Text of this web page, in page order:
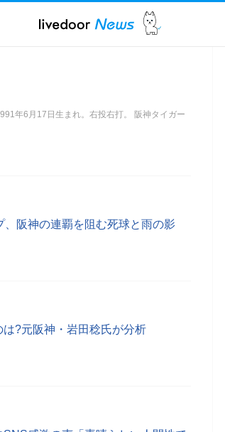
年6月17日生まれ。右投右打。 阪神タイガー
阪神の連覇を阻む死球と雨の影
?元阪神・岩田稔氏が分析